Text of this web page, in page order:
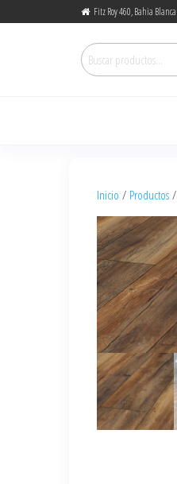
Fitz Roy 460, Bahia Blanca
Inicio / Productos /